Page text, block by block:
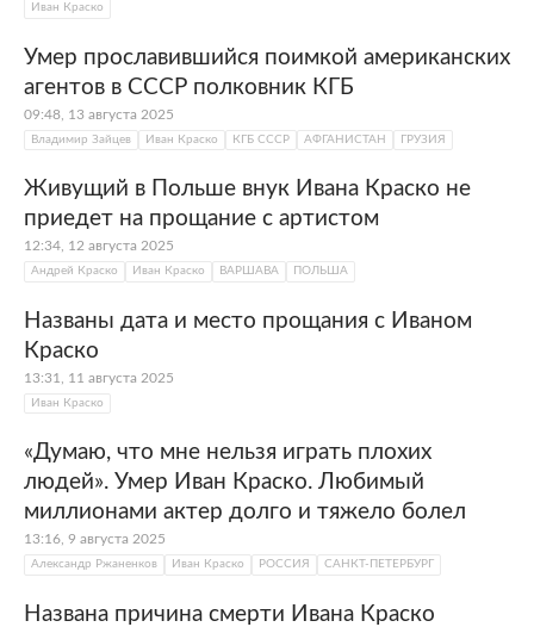
Иван Краско
Умер прославившийся поимкой американских
агентов в СССР полковник КГБ
09:48, 13 августа 2025
Владимир Зайцев Иван Краско КГБ СССР АФГАНИСТАН ГРУЗИЯ
Живущий в Польше внук Ивана Краско не
приедет на прощание с артистом
12:34, 12 августа 2025
Андрей Краско Иван Краско ВАРШАВА ПОЛЬША
Названы дата и место прощания с Иваном
Краско
13:31, 11 августа 2025
Иван Краско
«Думаю, что мне нельзя играть плохих
людей». Умер Иван Краско. Любимый
миллионами актер долго и тяжело болел
13:16, 9 августа 2025
Александр Ржаненков Иван Краско РОССИЯ САНКТ-ПЕТЕРБУРГ
Названа причина смерти Ивана Краско